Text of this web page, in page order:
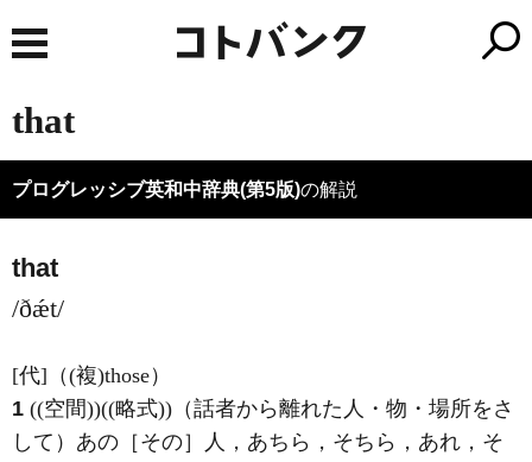
that
プログレッシブ英和中辞典(第5版)の解説
that
/ðǽt/
[代] （(複)those）
1 ((空間))((略式))（話者から離れた人・物・場所をさ
して）あの［その］人，あちら，そちら，あれ，そ